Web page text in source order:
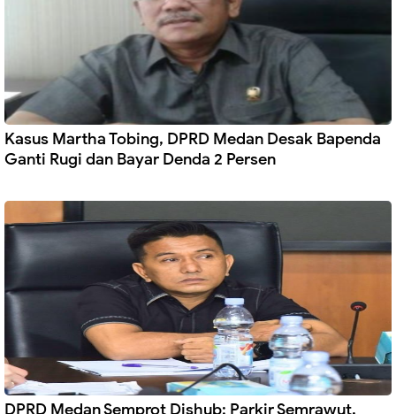
Kasus Martha Tobing, DPRD Medan Desak Bapenda
Ganti Rugi dan Bayar Denda 2 Persen
DPRD Medan Semprot Dishub: Parkir Semrawut,